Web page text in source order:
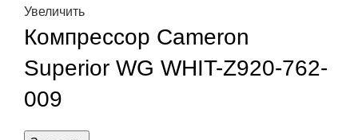
Увеличить
Компрессор Cameron
Superior WG WHIT-Z920-762-
009